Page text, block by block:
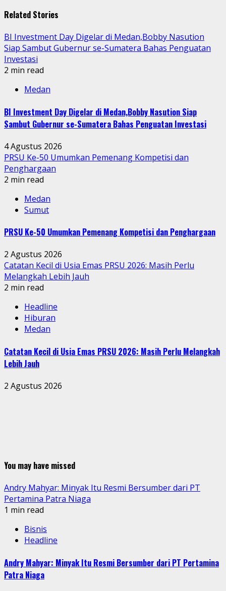
Related Stories
BI Investment Day Digelar di Medan,Bobby Nasution
Siap Sambut Gubernur se-Sumatera Bahas Penguatan
Investasi
2 min read
Medan
BI Investment Day Digelar di Medan,Bobby Nasution Siap
Sambut Gubernur se-Sumatera Bahas Penguatan Investasi
4 Agustus 2026
PRSU Ke-50 Umumkan Pemenang Kompetisi dan
Penghargaan
2 min read
Medan
Sumut
PRSU Ke-50 Umumkan Pemenang Kompetisi dan Penghargaan
2 Agustus 2026
Catatan Kecil di Usia Emas PRSU 2026: Masih Perlu
Melangkah Lebih Jauh
2 min read
Headline
Hiburan
Medan
Catatan Kecil di Usia Emas PRSU 2026: Masih Perlu Melangkah
Lebih Jauh
2 Agustus 2026
You may have missed
Andry Mahyar: Minyak Itu Resmi Bersumber dari PT
Pertamina Patra Niaga
1 min read
Bisnis
Headline
Andry Mahyar: Minyak Itu Resmi Bersumber dari PT Pertamina
Patra Niaga